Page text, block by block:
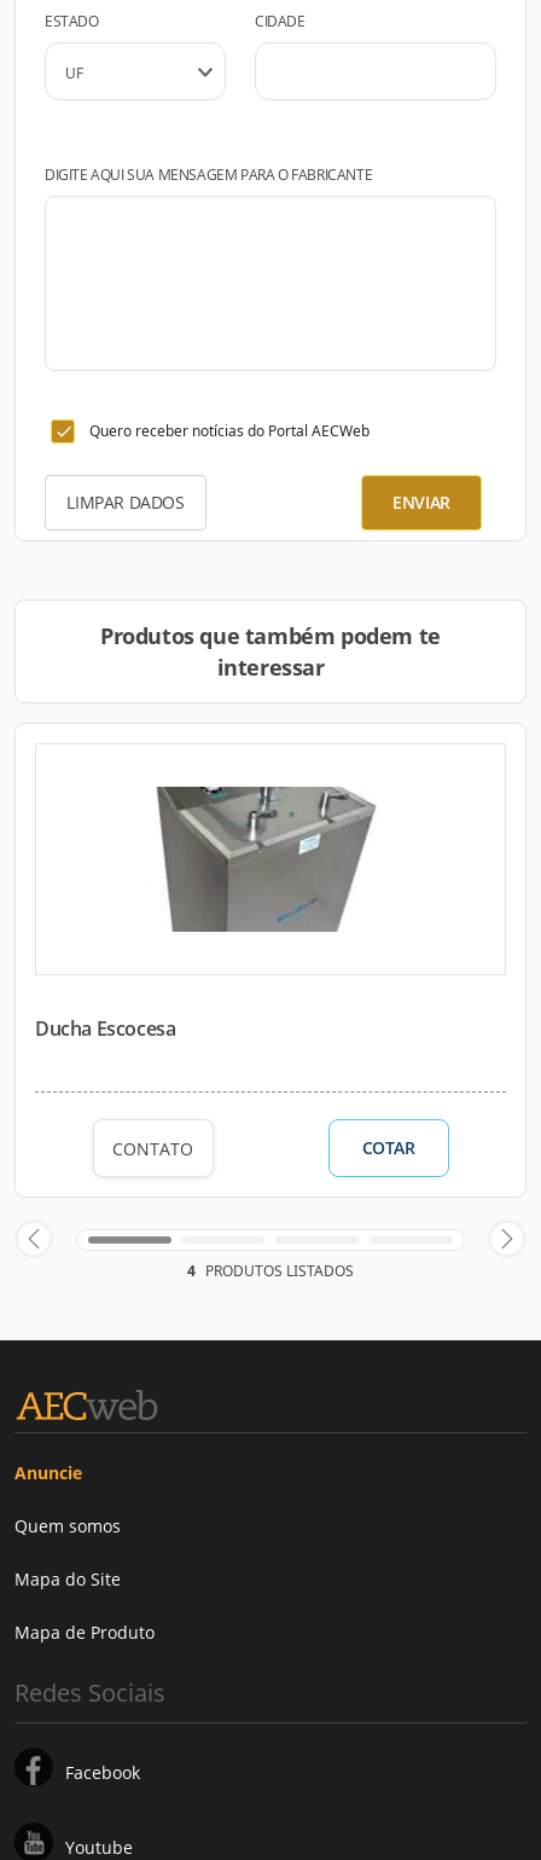
ESTADO CIDADE
DIGITE AQUI SUA MENSAGEM PARA O FABRICANTE
Quero receber notícias do Portal AECWeb
LIMPAR DADOS ENVIAR
Produtos que também podem te
interessar
Ducha Escocesa
CONTATO COTAR
4 PRODUTOS LISTADOS
Anuncie
Quem somos
Mapa do Site
Mapa de Produto
Redes Sociais
Facebook
Youtube